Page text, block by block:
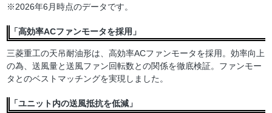
※2026年6月時点のデータです。
「高効率ACファンモータを採用」
三菱重工の天吊耐油形は、高効率ACファンモータを採用。効率向上
の為、送風量と送風ファン回転数との関係を徹底検証。ファンモー
タとのベストマッチングを実現しました。
「ユニット内の送風抵抗を低減」